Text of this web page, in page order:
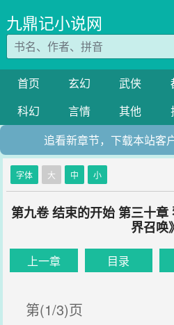
九鼎记小说网
首页 玄幻 武侠
科幻
言情 其他
追看新章节，下载本站客
字体 大 中 小
第九卷 结束的开始 第三十
界召唤》
上一章 目录
第(1/3)页